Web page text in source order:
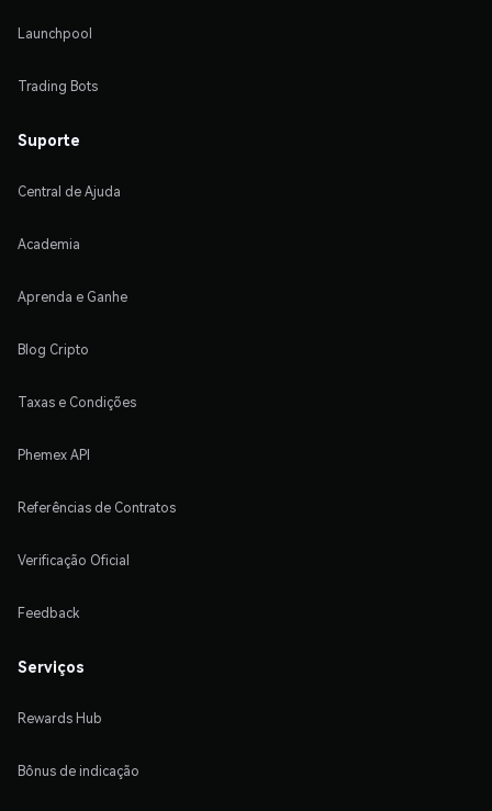
Launchpool
Trading Bots
Suporte
Central de Ajuda
Academia
Aprenda e Ganhe
Blog Cripto
Taxas e Condições
Phemex API
Referências de Contratos
Verificação Oficial
Feedback
Serviços
Rewards Hub
Bônus de indicação